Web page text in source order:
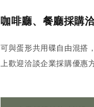
咖啡廳、餐廳採購
可與蛋形共用碟自由混搭
上歡迎洽談企業採購優惠